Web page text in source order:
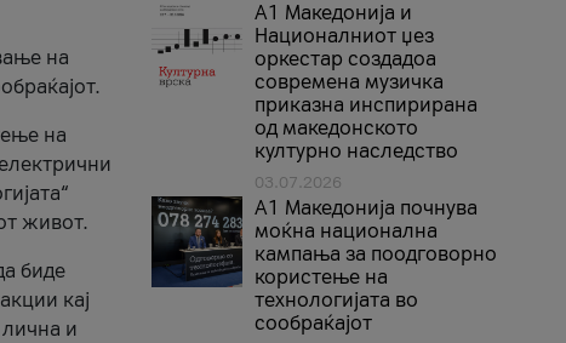
на
на
живот.
биде
кај
и
А1 Македонија и
Националниот џез
оркестар создадоа
современа музичка
приказна инспирирана
од македонското
културно наследство
03.07.2026
A1 Македонија почнува
моќна национална
кампања за поодговорно
користење на
технологијата во
сообраќајот